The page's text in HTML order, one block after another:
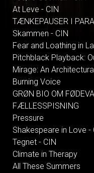
At Leve - CIN
TÆNKEPAUSER I
Skammen - CIN
Fear and Loathing in
Pitchblack Playback:
Mirage: An
Burning Voice
GRØN BIO OM
FÆLLESSPISNING
Pressure
Shakespeare in Love -
Tegnet - CIN
Climate in Therapy
All These Summers